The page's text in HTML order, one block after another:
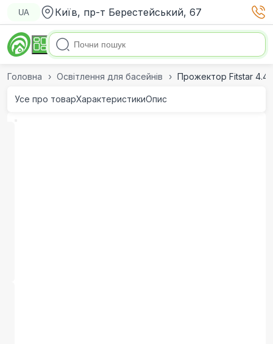
UA Київ, пр-т Берестейський, 67
Головна Освітлення для басейнів Прожектор Fitstar
Усе про товарХарактеристикиОпис